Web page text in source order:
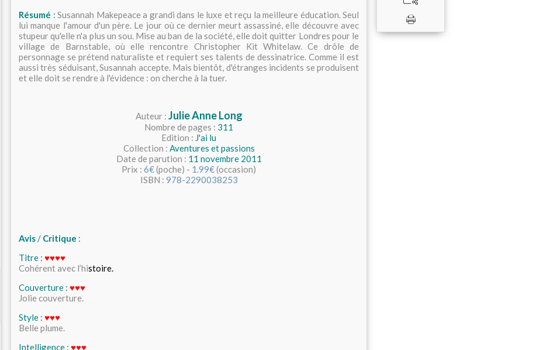
Résumé : Susannah Makepeace a grandi dans le luxe et reçu la meilleure éducation. Seul
lui manque l'amour d'un père. Le jour où ce dernier meurt assassiné, elle découvre avec
stupeur qu'elle n'a plus un sou. Mise au ban de la société, elle doit quitter Londres pour le
village de Barnstable, où elle rencontre Christopher Kit Whitelaw. Ce drôle de
personnage se prétend naturaliste et requiert ses talents de dessinatrice. Comme il est
aussi très séduisant, Susannah accepte. Mais bientôt, d'étranges incidents se produisent
et elle doit se rendre à l'évidence : on cherche à la tuer.
Auteur : Julie Anne Long
Nombre de pages : 311
Edition : J'ai lu
Collection : Aventures et passions
Date de parution : 11 novembre 2011
Prix : 6€(poche) - 1.99€(occasion)
ISBN : 978-2290038253
Avis/ Critique :
Titre : ♥♥♥♥
Cohérent avec l’histoire.
Couverture : ♥♥♥
Jolie couverture.
Style : ♥♥♥
Belle plume.
Intelligence : ♥♥♥